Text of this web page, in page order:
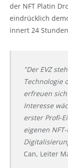
der NFT Platin
eindrücklich
innert 24
"Der EVZ
Technologie
erfreuen
Interesse
erster Profi-
eigenen
Can, Leiter